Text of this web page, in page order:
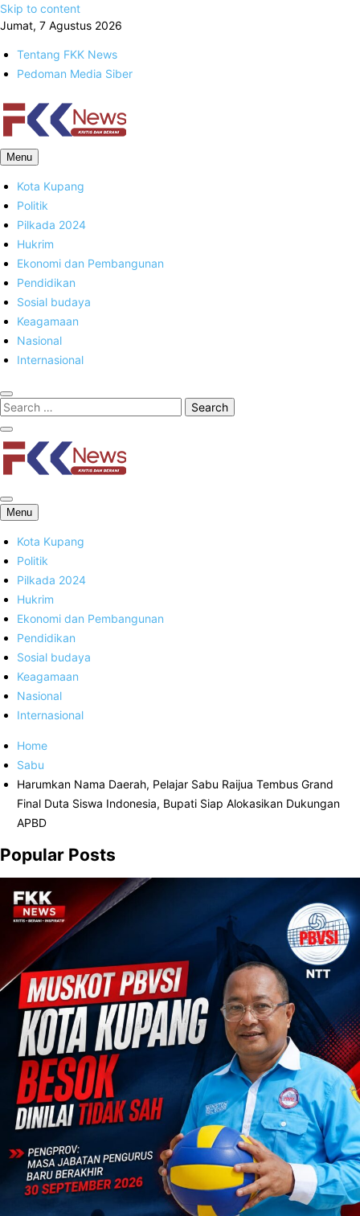
Skip to content
Jumat, 7 Agustus 2026
Tentang FKK News
Pedoman Media Siber
FKK News
Menu
Kota Kupang
Politik
Pilkada 2024
Hukrim
Ekonomi dan Pembangunan
Pendidikan
Sosial budaya
Keagamaan
Nasional
Internasional
FKK News
Menu
Kota Kupang
Politik
Pilkada 2024
Hukrim
Ekonomi dan Pembangunan
Pendidikan
Sosial budaya
Keagamaan
Nasional
Internasional
Home
Sabu
Harumkan Nama Daerah, Pelajar Sabu Raijua Tembus Grand
Final Duta Siswa Indonesia, Bupati Siap Alokasikan Dukungan
APBD
Popular Posts